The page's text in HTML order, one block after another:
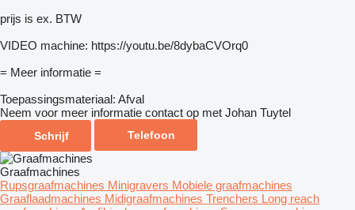
prijs is ex. BTW
VIDEO machine: https://youtu.be/8dybaCVOrq0
= Meer informatie =
Toepassingsmateriaal: Afval
Neem voor meer informatie contact op met Johan Tuytel
Schrijf Telefoon
Graafmachines
Rupsgraafmachines Minigravers Mobiele graafmachines
Graaflaadmachines Midigraafmachines Trenchers Long reach